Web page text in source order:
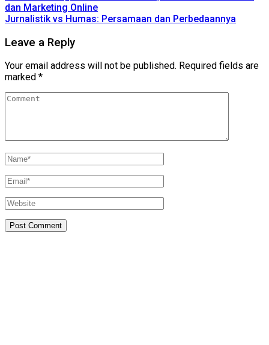
dan Marketing Online
Jurnalistik vs Humas: Persamaan dan Perbedaannya
Leave a Reply
Your email address will not be published. Required fields are
marked *